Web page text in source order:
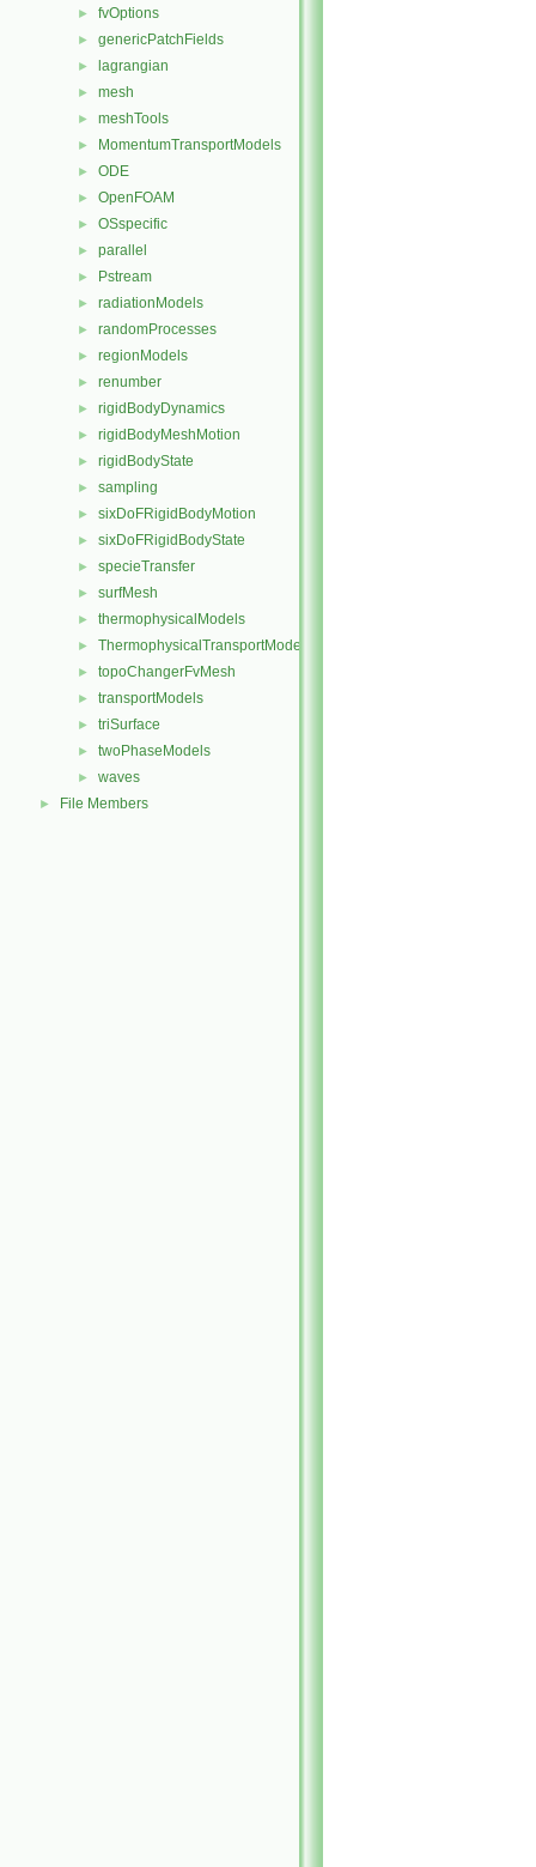
► fvOptions
► genericPatchFields
► lagrangian
► mesh
► meshTools
► MomentumTransportModels
► ODE
► OpenFOAM
► OSspecific
► parallel
► Pstream
► radiationModels
► randomProcesses
► regionModels
► renumber
► rigidBodyDynamics
► rigidBodyMeshMotion
► rigidBodyState
► sampling
► sixDoFRigidBodyMotion
► sixDoFRigidBodyState
► specieTransfer
► surfMesh
► thermophysicalModels
► ThermophysicalTransportModels
► topoChangerFvMesh
► transportModels
► triSurface
► twoPhaseModels
► waves
► File Members